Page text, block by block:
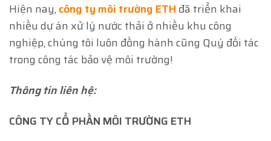
Hiện nay, công ty môi trường ETH đã triển khai
nhiều dự án xử lý nước thải ở nhiều khu công
nghiệp, chúng tôi luôn đồng hành cũng Quý đối tác
trong công tác bảo vệ môi trường!
Thông tin liên hệ:
CÔNG TY CỔ PHẦN MÔI TRƯỜNG ETH